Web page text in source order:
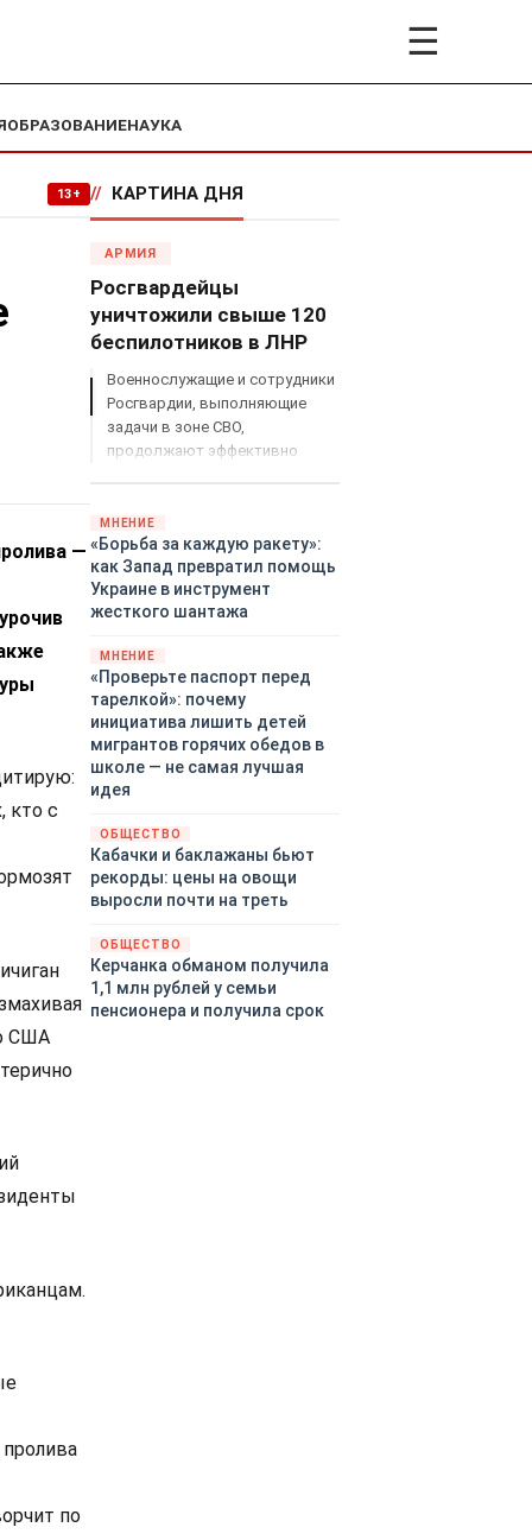
☰
ОБРАЗОВАНИЕНАУКА
13+
—
кто с
США
по
// КАРТИНА ДНЯ
АРМИЯ
Росгвардейцы
уничтожили свыше 120
беспилотников в ЛНР
Военнослужащие и сотрудники
Росгвардии, выполняющие
задачи в зоне СВО,
продолжают эффективно
МНЕНИЕ
«Борьба за каждую ракету»:
как Запад превратил помощь
Украине в инструмент
жесткого шантажа
МНЕНИЕ
«Проверьте паспорт перед
тарелкой»: почему
инициатива лишить детей
мигрантов горячих обедов в
школе — не самая лучшая
идея
ОБЩЕСТВО
Кабачки и баклажаны бьют
рекорды: цены на овощи
выросли почти на треть
ОБЩЕСТВО
Керчанка обманом получила
1,1 млн рублей у семьи
пенсионера и получила срок